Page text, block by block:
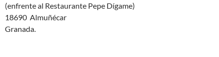
(enfrente al Restaurante Pepe Dígame)
18690 Almuñécar
Granada.